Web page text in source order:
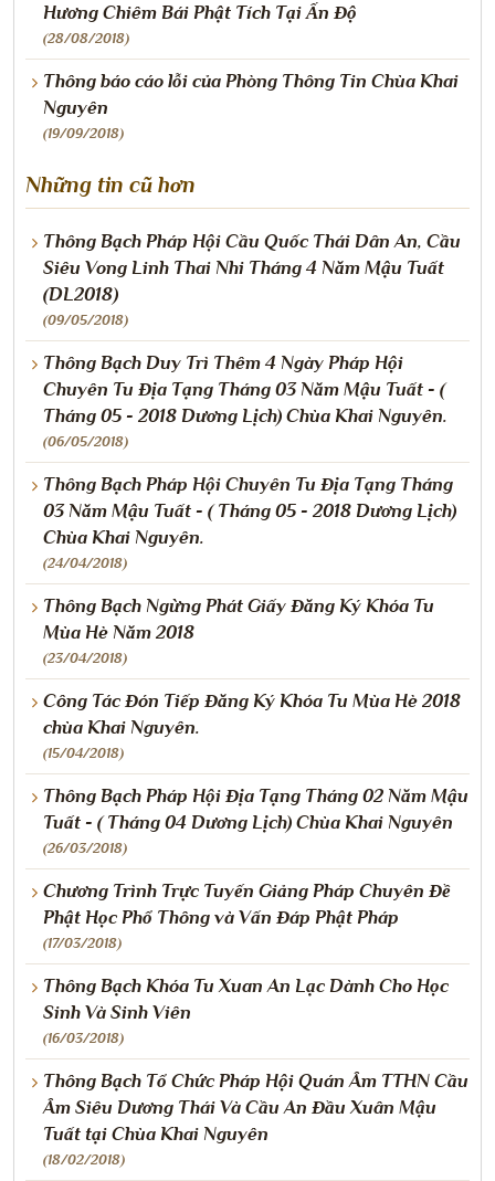
Hương Chiêm Bái Phật Tích Tại Ấn Độ
(28/08/2018)
Thông báo cáo lỗi của Phòng Thông Tin Chùa Khai
Nguyên
(19/09/2018)
Những tin cũ hơn
Thông Bạch Pháp Hội Cầu Quốc Thái Dân An, Cầu
Siêu Vong Linh Thai Nhi Tháng 4 Năm Mậu Tuất
(DL2018)
(09/05/2018)
Thông Bạch Duy Trì Thêm 4 Ngày Pháp Hội
Chuyên Tu Địa Tạng Tháng 03 Năm Mậu Tuất - (
Tháng 05 - 2018 Dương Lịch) Chùa Khai Nguyên.
(06/05/2018)
Thông Bạch Pháp Hội Chuyên Tu Địa Tạng Tháng
03 Năm Mậu Tuất - ( Tháng 05 - 2018 Dương Lịch)
Chùa Khai Nguyên.
(24/04/2018)
Thông Bạch Ngừng Phát Giấy Đăng Ký Khóa Tu
Mùa Hè Năm 2018
(23/04/2018)
Công Tác Đón Tiếp Đăng Ký Khóa Tu Mùa Hè 2018
chùa Khai Nguyên.
(15/04/2018)
Thông Bạch Pháp Hội Địa Tạng Tháng 02 Năm Mậu
Tuất - ( Tháng 04 Dương Lịch) Chùa Khai Nguyên
(26/03/2018)
Chương Trình Trực Tuyến Giảng Pháp Chuyên Đề
Phật Học Phổ Thông và Vấn Đáp Phật Pháp
(17/03/2018)
Thông Bạch Khóa Tu Xuan An Lạc Dành Cho Học
Sinh Và Sinh Viên
(16/03/2018)
Thông Bạch Tổ Chức Pháp Hội Quán Âm TTHN Cầu
Âm Siêu Dương Thái Và Cầu An Đầu Xuân Mậu
Tuất tại Chùa Khai Nguyên
(18/02/2018)